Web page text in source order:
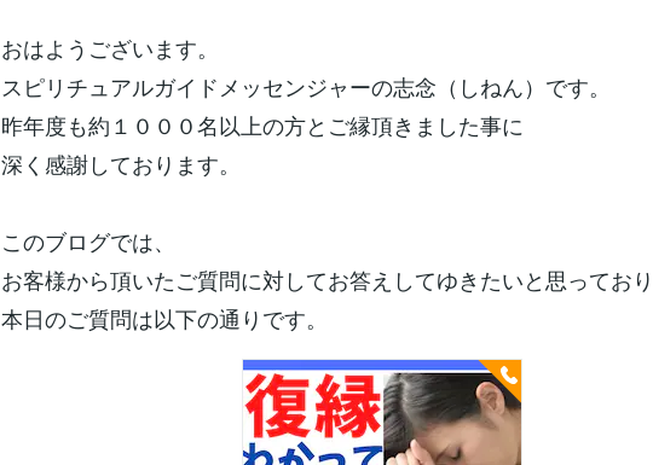
おはようございます。
スピリチュアルガイドメッセンジャーの志念（しねん）です。
昨年度も約１０００名以上の方とご縁頂きました事に
深く感謝しております。
このブログでは、
お客様から頂いたご質問に対してお答えしてゆきたいと思ってお
本日のご質問は以下の通りです。